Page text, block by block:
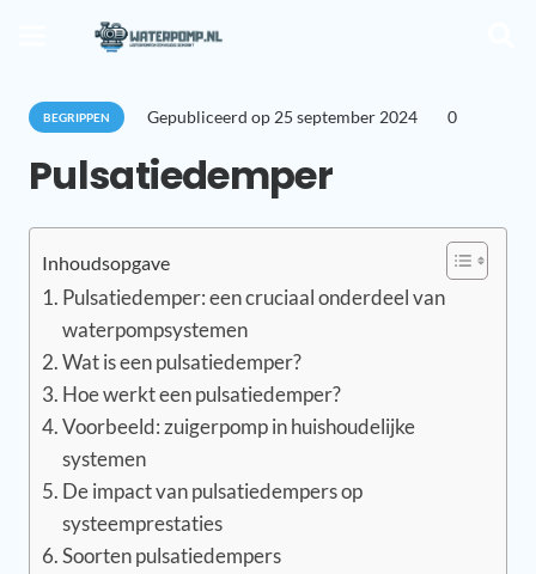
BEGRIPPEN Gepubliceerd op 25 september 2024 0
Pulsatiedemper
Inhoudsopgave
Pulsatiedemper: een cruciaal onderdeel van
waterpompsystemen
Wat is een pulsatiedemper?
Hoe werkt een pulsatiedemper?
Voorbeeld: zuigerpomp in huishoudelijke
systemen
De impact van pulsatiedempers op
systeemprestaties
Soorten pulsatiedempers